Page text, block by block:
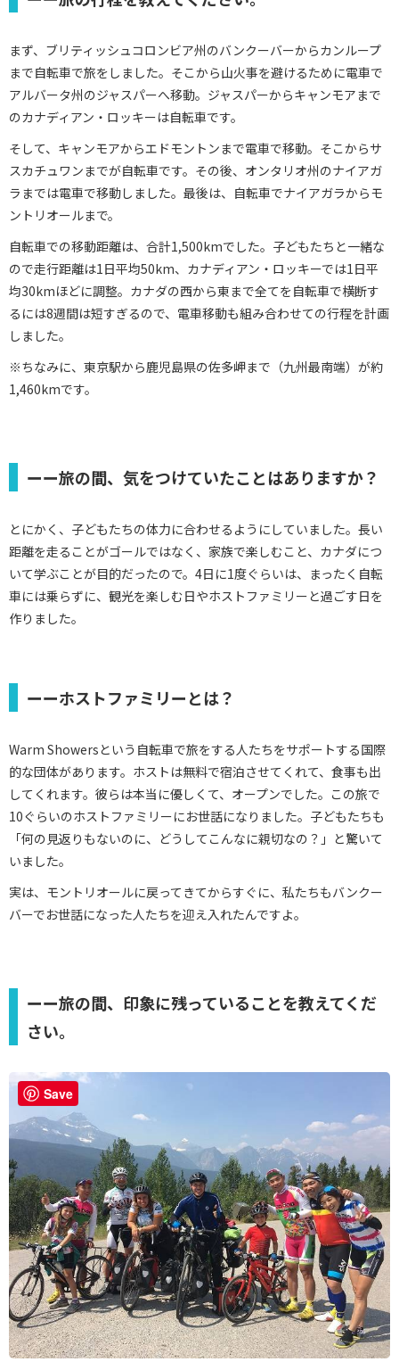
まず、ブリティッシュコロンビア州のバンクーバーからカンループ
まで自転車で旅をしました。そこから山火事を避けるために電車で
アルバータ州のジャスパーへ移動。ジャスパーからキャンモアまで
のカナディアン・ロッキーは自転車です。
そして、キャンモアからエドモントンまで電車で移動。そこからサ
スカチュワンまでが自転車です。その後、オンタリオ州のナイアガ
ラまでは電車で移動しました。最後は、自転車でナイアガラからモ
ントリオールまで。
自転車での移動距離は、合計1,500kmでした。子どもたちと一緒な
ので走行距離は1日平均50km、カナディアン・ロッキーでは1日平
均30kmほどに調整。カナダの西から東まで全てを自転車で横断す
るには8週間は短すぎるので、電車移動も組み合わせての行程を計画
しました。
※ちなみに、東京駅から鹿児島県の佐多岬まで（九州最南端）が約
1,460kmです。
ーー旅の間、気をつけていたことはありますか？
とにかく、子どもたちの体力に合わせるようにしていました。長い
距離を走ることがゴールではなく、家族で楽しむこと、カナダにつ
いて学ぶことが目的だったので。4日に1度ぐらいは、まったく自転
車には乗らずに、観光を楽しむ日やホストファミリーと過ごす日を
作りました。
ーーホストファミリーとは？
Warm Showersという自転車で旅をする人たちをサポートする国際
的な団体があります。ホストは無料で宿泊させてくれて、食事も出
してくれます。彼らは本当に優しくて、オープンでした。この旅で
10ぐらいのホストファミリーにお世話になりました。子どもたちも
「何の見返りもないのに、どうしてこんなに親切なの？」と驚いて
いました。
実は、モントリオールに戻ってきてからすぐに、私たちもバンクー
バーでお世話になった人たちを迎え入れたんですよ。
ーー旅の間、印象に残っていることを教えてくだ
さい。
Save